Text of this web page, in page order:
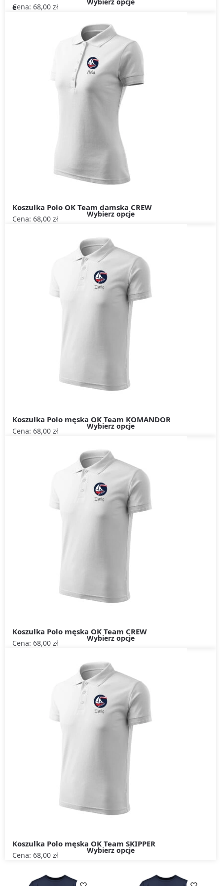
e
Cena: 68,00 zł
Koszulka Polo OK Team damska CREW
Cena: 68,00 zł
Wybierz opcje
Koszulka Polo męska OK Team KOMANDOR
Cena: 68,00 zł
Wybierz opcje
Koszulka Polo męska OK Team CREW
Cena: 68,00 zł
Wybierz opcje
Koszulka Polo męska OK Team SKIPPER
Cena: 68,00 zł
Wybierz opcje